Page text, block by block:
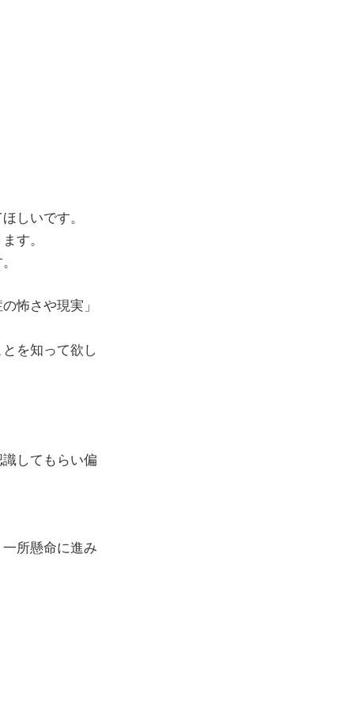
しいです。
す。
怖さや現実」
を知って欲し
してもらい偏
所懸命に進み